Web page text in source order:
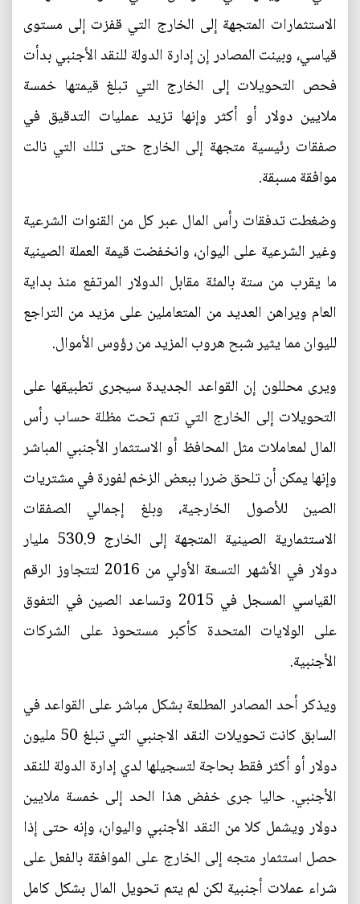
الاستثمارات المتجهة إلى الخارج التي قفزت إلى مستوى
قياسي، وبينت المصادر إن إدارة الدولة للنقد الأجنبي بدأت
فحص التحويلات إلى الخارج التي تبلغ قيمتها خمسة
ملايين دولار أو أكثر وإنها تزيد عمليات التدقيق في
صفقات رئيسية متجهة إلى الخارج حتى تلك التي نالت
موافقة مسبقة.
وضغطت تدفقات رأس المال عبر كل من القنوات الشرعية
وغير الشرعية على اليوان، وانخفضت قيمة العملة الصينية
ما يقرب من ستة بالمئة مقابل الدولار المرتفع منذ بداية
العام ويراهن العديد من المتعاملين على مزيد من التراجع
لليوان مما يثير شبح هروب المزيد من رؤوس الأموال.
ويرى محللون إن القواعد الجديدة سيجرى تطبيقها على
التحويلات إلى الخارج التي تتم تحت مظلة حساب رأس
المال لمعاملات مثل المحافظ أو الاستثمار الأجنبي المباشر
وإنها يمكن أن تلحق ضررا ببعض الزخم لفورة في مشتريات
الصين للأصول الخارجية، وبلغ إجمالي الصفقات
الاستثمارية الصينية المتجهة إلى الخارج 530.9 مليار
دولار في الأشهر التسعة الأولي من 2016 لتتجاوز الرقم
القياسي المسجل في 2015 وتساعد الصين في التفوق
على الولايات المتحدة كأكبر مستحوذ على الشركات
الأجنبية.
ويذكر أحد المصادر المطلعة بشكل مباشر على القواعد في
السابق كانت تحويلات النقد الاجنبي التي تبلغ 50 مليون
دولار أو أكثر فقط بحاجة لتسجيلها لدي إدارة الدولة للنقد
الأجنبي. حاليا جرى خفض هذا الحد إلى خمسة ملايين
دولار ويشمل كلا من النقد الأجنبي واليوان، وإنه حتى إذا
حصل استثمار متجه إلى الخارج على الموافقة بالفعل على
شراء عملات أجنبية لكن لم يتم تحويل المال بشكل كامل